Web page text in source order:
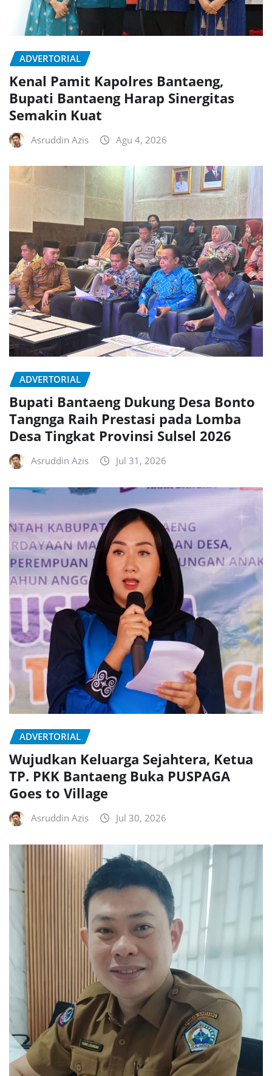
ADVERTORIAL
Kenal Pamit Kapolres Bantaeng,
Bupati Bantaeng Harap Sinergitas
Semakin Kuat
Asruddin Azis Agu 4, 2026
ADVERTORIAL
Bupati Bantaeng Dukung Desa Bonto
Tangnga Raih Prestasi pada Lomba
Desa Tingkat Provinsi Sulsel 2026
Asruddin Azis Jul 31, 2026
ADVERTORIAL
Wujudkan Keluarga Sejahtera, Ketua
TP. PKK Bantaeng Buka PUSPAGA
Goes to Village
Asruddin Azis Jul 30, 2026